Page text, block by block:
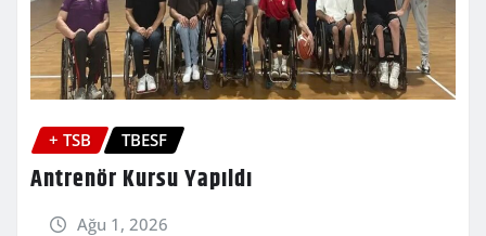
+ TSB TBESF
Antrenör Kursu Yapıldı
Ağu 1, 2026